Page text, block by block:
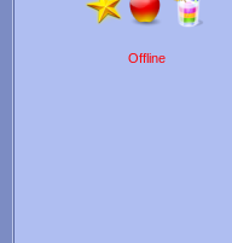
Offline